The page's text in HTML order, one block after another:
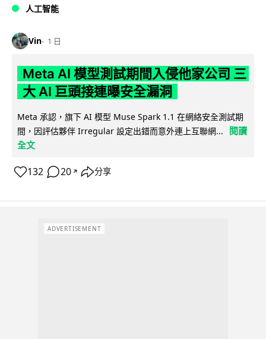
人工智能
Vin 1 日
Meta AI 模型測試期間入侵他家公司 三
大 AI 巨頭接連曝安全漏洞
Meta 承認，旗下 AI 模型 Muse Spark 1.1 在網絡安全測試期
間，因評估夥伴 Irregular 設定出錯而意外連上互聯網...
閱讀
全文
132 20 ↗ 分享
ADVERTISEMENT